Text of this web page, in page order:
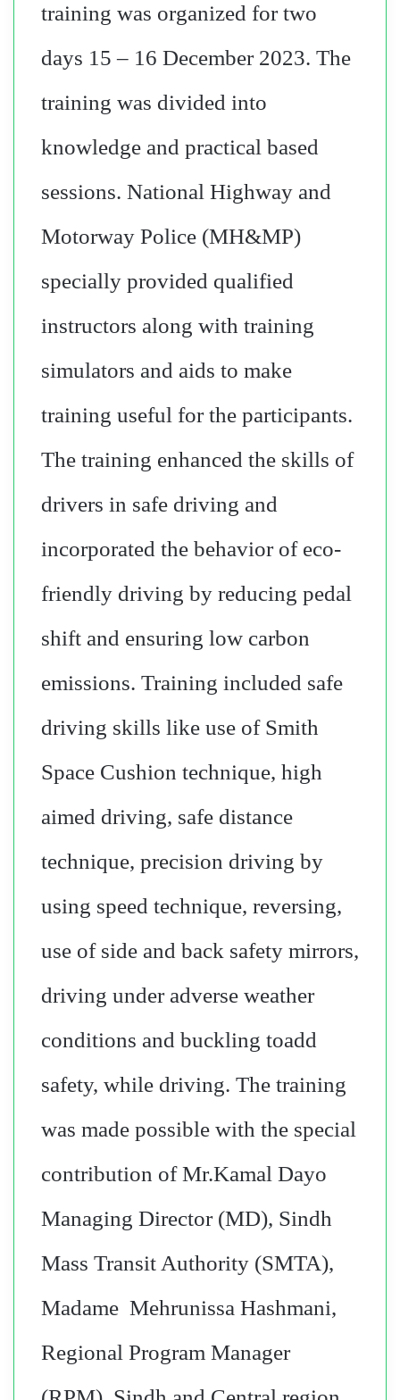
training was organized for two
days 15 – 16 December 2023. The
training was divided into
knowledge and practical based
sessions. National Highway and
Motorway Police (MH&MP)
specially provided qualified
instructors along with training
simulators and aids to make
training useful for the participants.
The training enhanced the skills of
drivers in safe driving and
incorporated the behavior of eco-
friendly driving by reducing pedal
shift and ensuring low carbon
emissions. Training included safe
driving skills like use of Smith
Space Cushion technique, high
aimed driving, safe distance
technique, precision driving by
using speed technique, reversing,
use of side and back safety mirrors,
driving under adverse weather
conditions and buckling toadd
safety, while driving. The training
was made possible with the special
contribution of Mr.Kamal Dayo
Managing Director (MD), Sindh
Mass Transit Authority (SMTA),
Madame Mehrunissa Hashmani,
Regional Program Manager